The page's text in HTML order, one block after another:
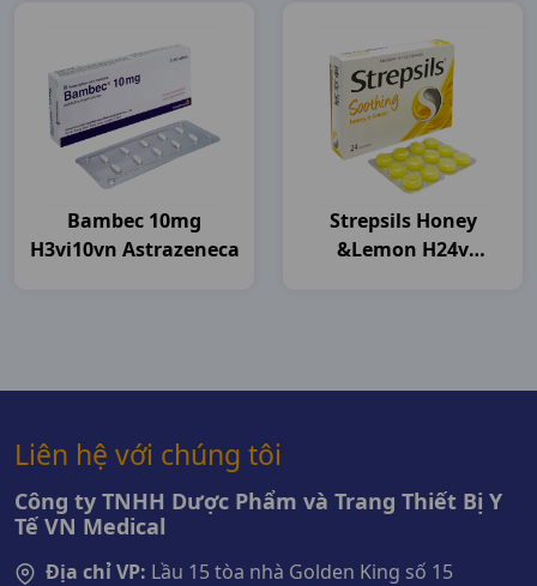
Bambec 10mg
H3vi10vn Astrazeneca
Strepsils Honey
&lemon H24v
Liên hệ với chúng tôi
Công ty TNHH Dược Phẩm và Trang Thiết Bị Y
Tế VN Medical
Địa chỉ VP: Lầu 15 tòa nhà Golden King số 15